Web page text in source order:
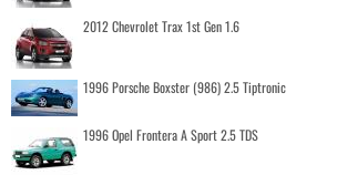
2012 Chevrolet Trax 1st Gen 1.6
1996 Porsche Boxster (986) 2.5 Tiptronic
1996 Opel Frontera A Sport 2.5 TDS